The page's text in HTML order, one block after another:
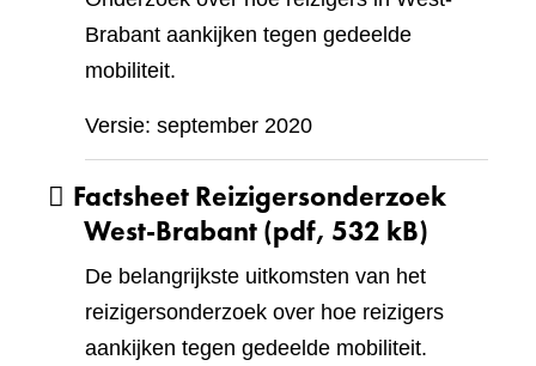
Brabant aankijken tegen gedeelde
mobiliteit.
Versie: september 2020
Factsheet Reizigersonderzoek
West-Brabant(pdf, 532 kB)
De belangrijkste uitkomsten van het
reizigersonderzoek over hoe reizigers
aankijken tegen gedeelde mobiliteit.